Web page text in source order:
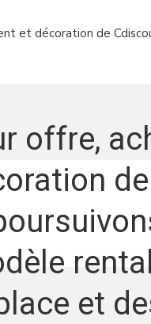
et décoration de
offre,
de
et